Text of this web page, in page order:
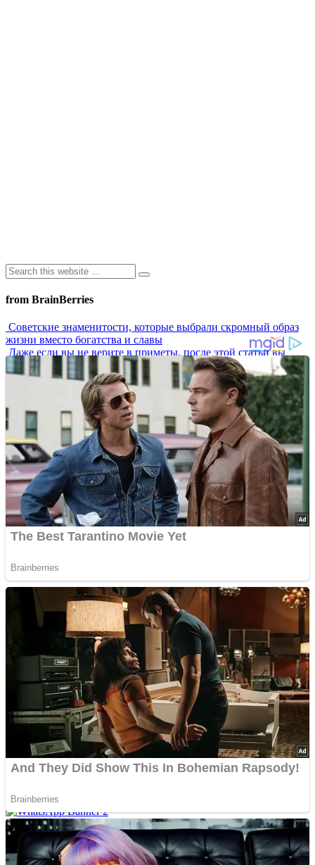
from BrainBerries
Советские знаменитости, которые выбрали скромный образ
жизни вместо богатства и славы
Даже если вы не верите в приметы, после этой статьи вы
измените своё мнение
Сигнал SOS от вашего тела: как распознать и победить
хроническую тазовую боль пока не стало поздно
7 самых роковых женщин СССР, которых боялись даже самые
влиятельные мужчины
Что делать, если приснился кошмар: проверенные народные
способы, которые помогут избавиться от страшных снов
Advertisements